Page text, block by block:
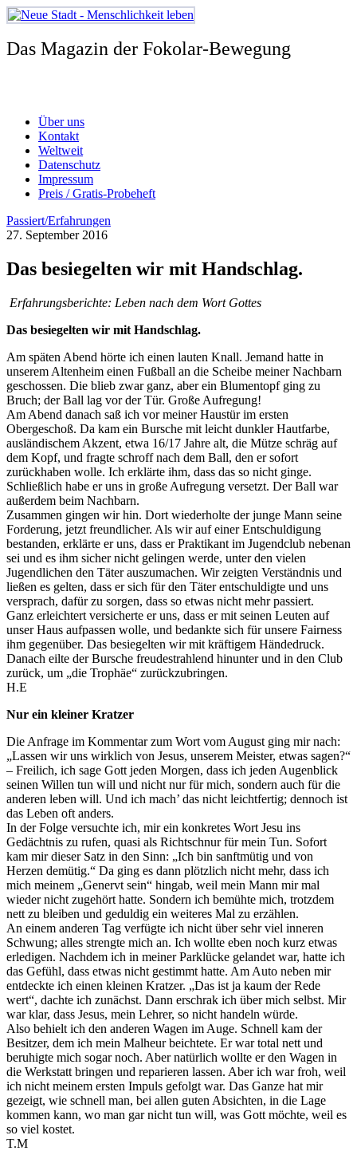
Zum
Inhalt
springen
Das Magazin der Fokolar-Bewegung
Über uns
Kontakt
Weltweit
Datenschutz
Impressum
Preis / Gratis-Probeheft
Passiert/Erfahrungen
27. September 2016
Das besiegelten wir mit Handschlag.
Erfahrungsberichte: Leben nach dem Wort Gottes
Das besiegelten wir mit Handschlag.
Am späten Abend hörte ich einen lauten Knall. Jemand hatte in
unserem Altenheim einen Fußball an die Scheibe meiner Nachbarn
geschossen. Die blieb zwar ganz, aber ein Blumentopf ging zu
Bruch; der Ball lag vor der Tür. Große Aufregung!
Am Abend danach saß ich vor meiner Haustür im ersten
Obergeschoß. Da kam ein Bursche mit leicht dunkler Hautfarbe,
ausländischem Akzent, etwa 16/17 Jahre alt, die Mütze schräg auf
dem Kopf, und fragte schroff nach dem Ball, den er sofort
zurückhaben wolle. Ich erklärte ihm, dass das so nicht ginge.
Schließlich habe er uns in große Aufregung versetzt. Der Ball war
außerdem beim Nachbarn.
Zusammen gingen wir hin. Dort wiederholte der junge Mann seine
Forderung, jetzt freundlicher. Als wir auf einer Entschuldigung
bestanden, erklärte er uns, dass er Praktikant im Jugendclub nebenan
sei und es ihm sicher nicht gelingen werde, unter den vielen
Jugendlichen den Täter auszumachen. Wir zeigten Verständnis und
ließen es gelten, dass er sich für den Täter entschuldigte und uns
versprach, dafür zu sorgen, dass so etwas nicht mehr passiert.
Ganz erleichtert versicherte er uns, dass er mit seinen Leuten auf
unser Haus aufpassen wolle, und bedankte sich für unsere Fairness
ihm gegenüber. Das besiegelten wir mit kräftigem Händedruck.
Danach eilte der Bursche freudestrahlend hinunter und in den Club
zurück, um „die Trophäe“ zurückzubringen.
H.E
Nur ein kleiner Kratzer
Die Anfrage im Kommentar zum Wort vom August ging mir nach:
„Lassen wir uns wirklich von Jesus, unserem Meister, etwas sagen?“
– Freilich, ich sage Gott jeden Morgen, dass ich jeden Augenblick
seinen Willen tun will und nicht nur für mich, sondern auch für die
anderen leben will. Und ich mach’ das nicht leichtfertig; dennoch ist
das Leben oft anders.
In der Folge versuchte ich, mir ein konkretes Wort Jesu ins
Gedächtnis zu rufen, quasi als Richtschnur für mein Tun. Sofort
kam mir dieser Satz in den Sinn: „Ich bin sanftmütig und von
Herzen demütig.“ Da ging es dann plötzlich nicht mehr, dass ich
mich meinem „Genervt sein“ hingab, weil mein Mann mir mal
wieder nicht zugehört hatte. Sondern ich bemühte mich, trotzdem
nett zu bleiben und geduldig ein weiteres Mal zu erzählen.
An einem anderen Tag verfügte ich nicht über sehr viel inneren
Schwung; alles strengte mich an. Ich wollte eben noch kurz etwas
erledigen. Nachdem ich in meiner Parklücke gelandet war, hatte ich
das Gefühl, dass etwas nicht gestimmt hatte. Am Auto neben mir
entdeckte ich einen kleinen Kratzer. „Das ist ja kaum der Rede
wert“, dachte ich zunächst. Dann erschrak ich über mich selbst. Mir
war klar, dass Jesus, mein Lehrer, so nicht handeln würde.
Also behielt ich den anderen Wagen im Auge. Schnell kam der
Besitzer, dem ich mein Malheur beichtete. Er war total nett und
beruhigte mich sogar noch. Aber natürlich wollte er den Wagen in
die Werkstatt bringen und reparieren lassen. Aber ich war froh, weil
ich nicht meinem ersten Impuls gefolgt war. Das Ganze hat mir
gezeigt, wie schnell man, bei allen guten Absichten, in die Lage
kommen kann, wo man gar nicht tun will, was Gott möchte, weil es
so viel kostet.
T.M